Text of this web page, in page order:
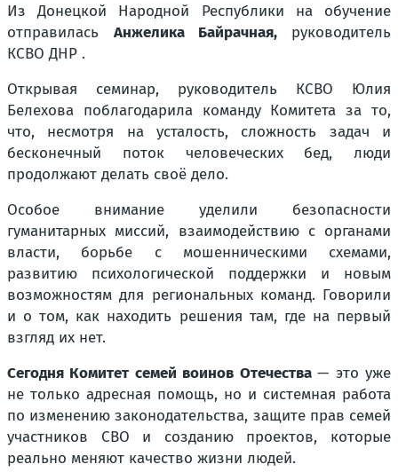
Из Донецкой Народной Республики на обучение
отправилась Анжелика Байрачная, руководитель
КСВО ДНР .
Открывая семинар, руководитель КСВО Юлия
Белехова поблагодарила команду Комитета за то,
что, несмотря на усталость, сложность задач и
бесконечный поток человеческих бед, люди
продолжают делать своё дело.
Особое внимание уделили безопасности
гуманитарных миссий, взаимодействию с органами
власти, борьбе с мошенническими схемами,
развитию психологической поддержки и новым
возможностям для региональных команд. Говорили
и о том, как находить решения там, где на первый
взгляд их нет.
Сегодня Комитет семей воинов Отечества— это уже
не только адресная помощь, но и системная работа
по изменению законодательства, защите прав семей
участников СВО и созданию проектов, которые
реально меняют качество жизни людей.